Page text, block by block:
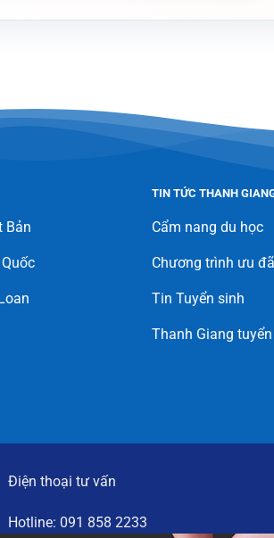
Bản
TIN TỨC THANH
Cẩm nang du học
Chương trình ưu
Tin Tuyển sinh
Thanh Giang
Điện thoại tư vấn
Hotline: 091 858 2233